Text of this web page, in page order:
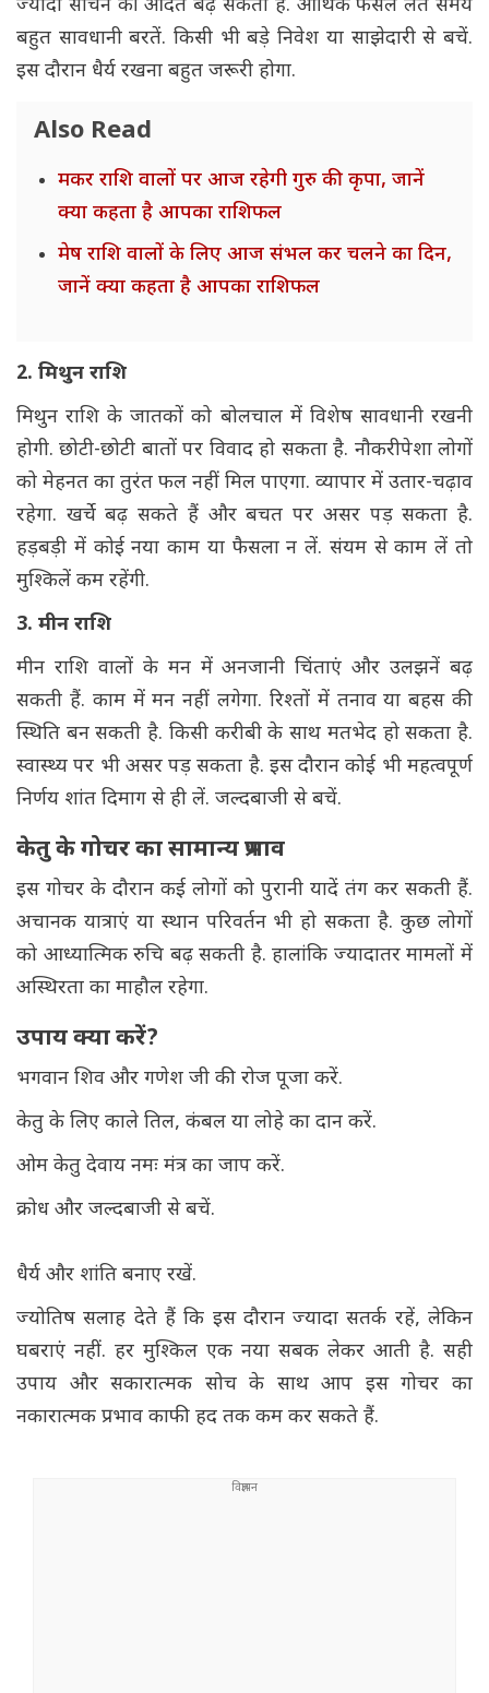
ज्यादा सोचने की आदत बढ़ सकती है. आर्थिक फैसले लेते समय
बहुत सावधानी बरतें. किसी भी बड़े निवेश या साझेदारी से बचें.
इस दौरान धैर्य रखना बहुत जरूरी होगा.
Also Read
मकर राशि वालों पर आज रहेगी गुरु की कृपा, जानें
क्या कहता है आपका राशिफल
मेष राशि वालों के लिए आज संभल कर चलने का दिन,
जानें क्या कहता है आपका राशिफल
2. मिथुन राशि
मिथुन राशि के जातकों को बोलचाल में विशेष सावधानी रखनी
होगी. छोटी-छोटी बातों पर विवाद हो सकता है. नौकरीपेशा लोगों
को मेहनत का तुरंत फल नहीं मिल पाएगा. व्यापार में उतार-चढ़ाव
रहेगा. खर्चे बढ़ सकते हैं और बचत पर असर पड़ सकता है.
हड़बड़ी में कोई नया काम या फैसला न लें. संयम से काम लें तो
मुश्किलें कम रहेंगी.
3. मीन राशि
मीन राशि वालों के मन में अनजानी चिंताएं और उलझनें बढ़
सकती हैं. काम में मन नहीं लगेगा. रिश्तों में तनाव या बहस की
स्थिति बन सकती है. किसी करीबी के साथ मतभेद हो सकता है.
स्वास्थ्य पर भी असर पड़ सकता है. इस दौरान कोई भी महत्वपूर्ण
निर्णय शांत दिमाग से ही लें. जल्दबाजी से बचें.
केतु के गोचर का सामान्य प्रभाव
इस गोचर के दौरान कई लोगों को पुरानी यादें तंग कर सकती हैं.
अचानक यात्राएं या स्थान परिवर्तन भी हो सकता है. कुछ लोगों
को आध्यात्मिक रुचि बढ़ सकती है. हालांकि ज्यादातर मामलों में
अस्थिरता का माहौल रहेगा.
उपाय क्या करें?
भगवान शिव और गणेश जी की रोज पूजा करें.
केतु के लिए काले तिल, कंबल या लोहे का दान करें.
ओम केतु देवाय नमः मंत्र का जाप करें.
क्रोध और जल्दबाजी से बचें.
धैर्य और शांति बनाए रखें.
ज्योतिष सलाह देते हैं कि इस दौरान ज्यादा सतर्क रहें, लेकिन
घबराएं नहीं. हर मुश्किल एक नया सबक लेकर आती है. सही
उपाय और सकारात्मक सोच के साथ आप इस गोचर का
नकारात्मक प्रभाव काफी हद तक कम कर सकते हैं.